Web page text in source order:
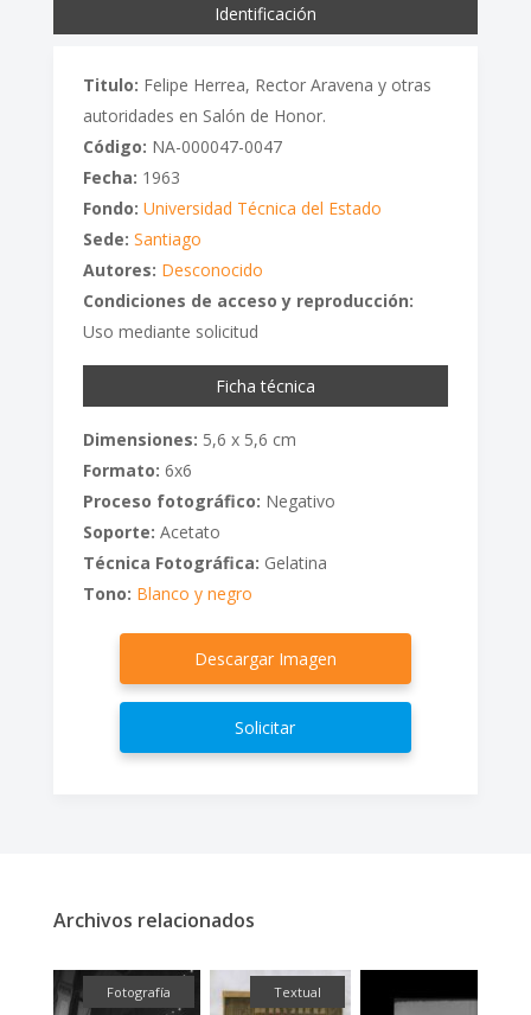
Identificación
Titulo: Felipe Herrea, Rector Aravena y otras
autoridades en Salón de Honor.
Código: NA-000047-0047
Fecha: 1963
Fondo: Universidad Técnica del Estado
Sede: Santiago
Autores: Desconocido
Condiciones de acceso y reproducción:
Uso mediante solicitud
Ficha técnica
Dimensiones: 5,6 x 5,6 cm
Formato: 6x6
Proceso fotográfico: Negativo
Soporte: Acetato
Técnica Fotográfica: Gelatina
Tono: Blanco y negro
Descargar Imagen
Solicitar
Archivos relacionados
Fotografía Textual